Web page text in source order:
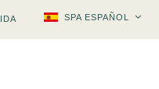
SPA ESPAÑOL